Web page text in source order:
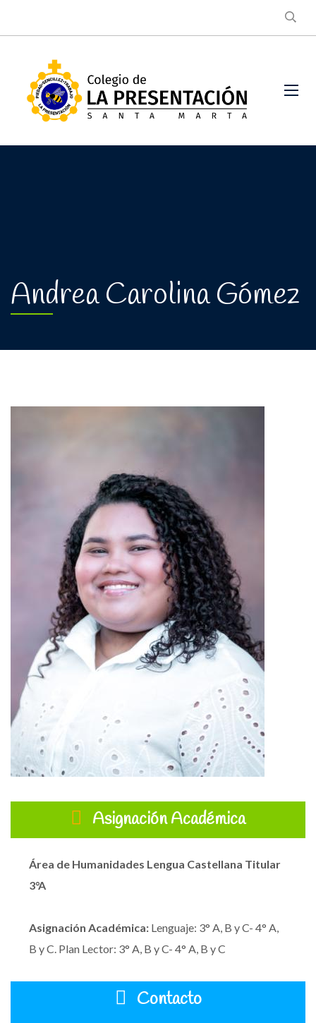
Andrea Carolina Gómez
Asignación Académica
Área de Humanidades Lengua Castellana Titular
3°A
Asignación Académica: Lenguaje: 3° A, B y C- 4° A,
B y C. Plan Lector: 3° A, B y C- 4° A, B y C
Contacto